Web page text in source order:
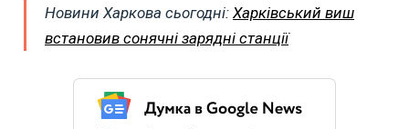
Новини Харкова сьогодні: Харківський виш
встановив сонячні зарядні станції